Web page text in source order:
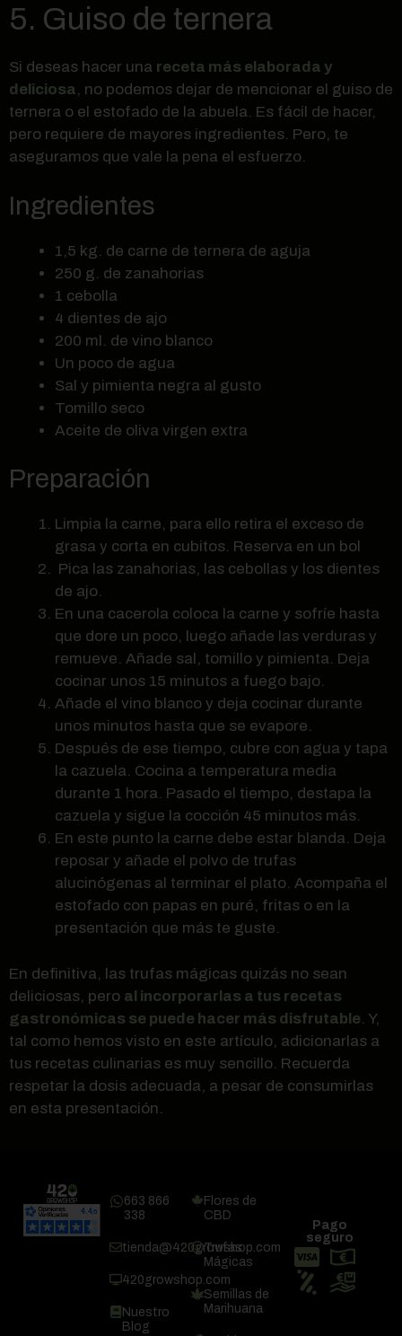
5. Guiso de ternera
Si deseas hacer una receta más elaborada y
deliciosa, no podemos dejar de mencionar el guiso de
ternera o el estofado de la abuela. Es fácil de hacer,
pero requiere de mayores ingredientes. Pero, te
aseguramos que vale la pena el esfuerzo.
Ingredientes
1,5 kg. de carne de ternera de aguja
250 g. de zanahorias
1 cebolla
4 dientes de ajo
200 ml. de vino blanco
Un poco de agua
Sal y pimienta negra al gusto
Tomillo seco
Aceite de oliva virgen extra
Preparación
Limpia la carne, para ello retira el exceso de
grasa y corta en cubitos. Reserva en un bol
Pica las zanahorias, las cebollas y los dientes
de ajo.
En una cacerola coloca la carne y sofríe hasta
que dore un poco, luego añade las verduras y
remueve. Añade sal, tomillo y pimienta. Deja
cocinar unos 15 minutos a fuego bajo.
Añade el vino blanco y deja cocinar durante
unos minutos hasta que se evapore.
Después de ese tiempo, cubre con agua y tapa
la cazuela. Cocina a temperatura media
durante 1 hora. Pasado el tiempo, destapa la
cazuela y sigue la cocción 45 minutos más.
En este punto la carne debe estar blanda. Deja
reposar y añade el polvo de trufas
alucinógenas al terminar el plato. Acompaña el
estofado con papas en puré, fritas o en la
presentación que más te guste.
En definitiva, las trufas mágicas quizás no sean
deliciosas, pero al incorporarlas a tus recetas
gastronómicas se puede hacer más disfrutable. Y,
tal como hemos visto en este artículo, adicionarlas a
tus recetas culinarias es muy sencillo. Recuerda
respetar la dosis adecuada, a pesar de consumirlas
en esta presentación.
663 866
338
tienda@420growshop.com
420growshop.com
Nuestro
Blog
Flores de
CBD
Trufas
Mágicas
Semillas de
Marihuana
Pago
seguro